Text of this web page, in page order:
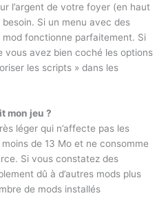
l’argent de votre foyer (en haut
Si un menu avec des
fonctionne parfaitement. Si
vous avez bien coché les options
les scripts » dans les
mon jeu ?
léger qui n’affecte pas les
de 13 Mo et ne consomme
Si vous constatez des
dû à d’autres mods plus
de mods installés